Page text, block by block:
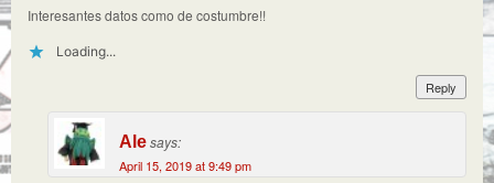
Interesantes datos como de costumbre!!
Loading...
Reply
Alesays:
April 15, 2019 at 9:49 pm